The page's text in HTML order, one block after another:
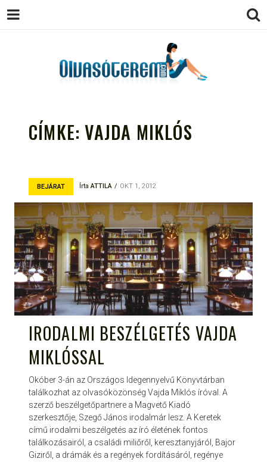
EGÉSZSÉGES OLVASÁS
TÁMOGATÓJA
CÍMKE:VAJDA MIKLÓS
BEJÁRAT ÍrtaATTILA OKT 1, 2012
IRODALMI BESZÉLGETÉS VAJDA
MIKLÓSSAL
Okóber 3-án az Országos Idegennyelvű Könyvtárban
találkozhat az olvasóközönség Vajda Miklós íróval. A
szerző beszélgetőpartnere a Magvető Kiadó
szerkesztője, Szegő János irodalmár lesz. A Keretek
című irodalmi beszélgetés az író életének fontos
találkozásairól, a családi miliőről, keresztanyjáról, Bajor
Giziről, a drámák és a regények fordításáról, regénye